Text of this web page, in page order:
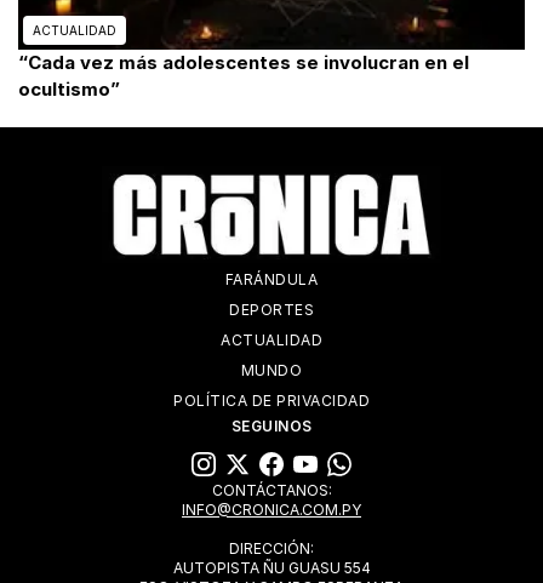
ACTUALIDAD
“Cada vez más adolescentes se involucran en el
ocultismo”
FARÁNDULA
DEPORTES
ACTUALIDAD
MUNDO
POLÍTICA DE PRIVACIDAD
SEGUINOS
CONTÁCTANOS:
INFO@CRONICA.COM.PY
DIRECCIÓN:
AUTOPISTA ÑU GUASU 554